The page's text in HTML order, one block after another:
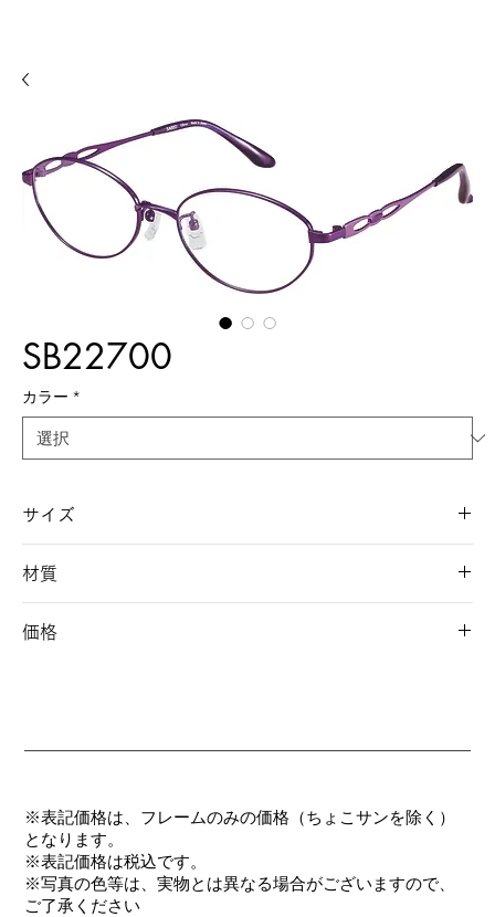
SB22700
カラー *
サイズ
材質
テンプル/チタン
価格
※表記価格は、フレームのみの価格（ちょこサンを除く）
となります。
​※表記価格は税込です。
※写真の色等は、実物とは異なる場合がございますので、
ご了承ください